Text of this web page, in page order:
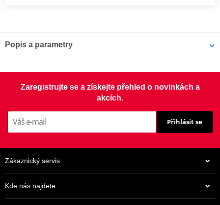
Popis a parametry
Kompletní sada standardních třecích i ocelových unášecích lamel
pro offroad (motocross, enduro a ATV), včetně zesílených
Zaregistrujte se a získejte přehled o novinkách a
akcích.
Přihlásit se
Zákaznický servis
Kde nás najdete